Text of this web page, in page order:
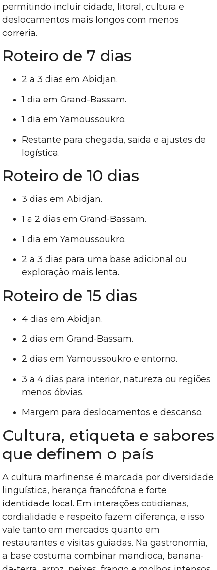
permitindo incluir cidade, litoral, cultura e
deslocamentos mais longos com menos
correria.
Roteiro de 7 dias
2 a 3 dias em Abidjan.
1 dia em Grand-Bassam.
1 dia em Yamoussoukro.
Restante para chegada, saída e ajustes de
logística.
Roteiro de 10 dias
3 dias em Abidjan.
1 a 2 dias em Grand-Bassam.
1 dia em Yamoussoukro.
2 a 3 dias para uma base adicional ou
exploração mais lenta.
Roteiro de 15 dias
4 dias em Abidjan.
2 dias em Grand-Bassam.
2 dias em Yamoussoukro e entorno.
3 a 4 dias para interior, natureza ou regiões
menos óbvias.
Margem para deslocamentos e descanso.
Cultura, etiqueta e sabores
que definem o país
A cultura marfinense é marcada por diversidade
linguística, herança francófona e forte
identidade local. Em interações cotidianas,
cordialidade e respeito fazem diferença, e isso
vale tanto em mercados quanto em
restaurantes e visitas guiadas. Na gastronomia,
a base costuma combinar mandioca, banana-